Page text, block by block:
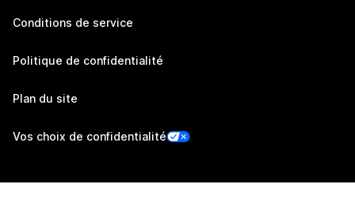
Conditions de service
Politique de confidentialité
Plan du site
Vos choix de confidentialité